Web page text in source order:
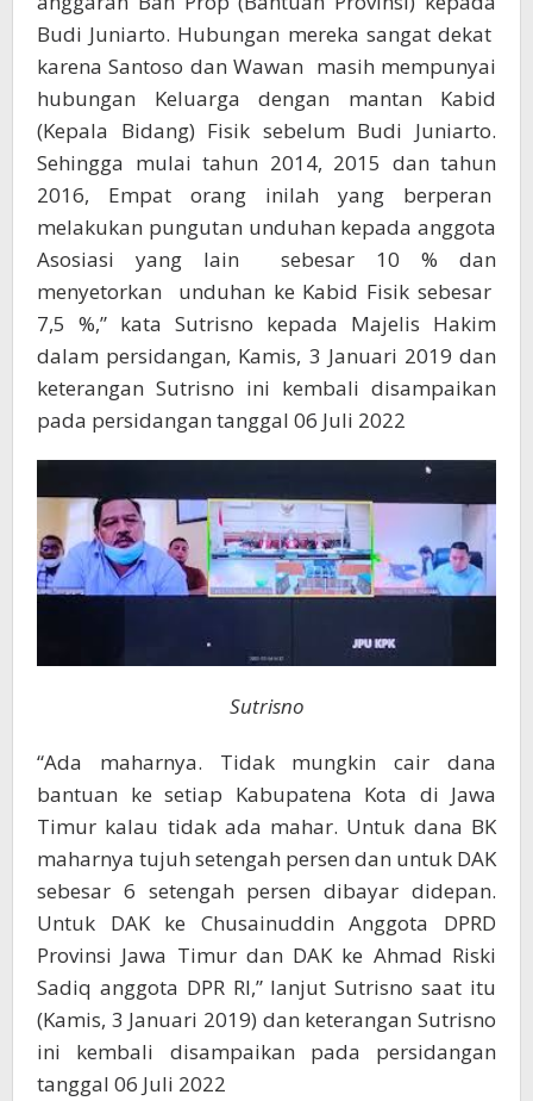
Budi Juniarto. Hubungan mereka sangat dekat
karena Santoso dan Wawan masih mempunyai
hubungan Keluarga dengan mantan Kabid
(Kepala Bidang) Fisik sebelum Budi Juniarto.
Sehingga mulai tahun 2014, 2015 dan tahun
2016, Empat orang inilah yang berperan
melakukan pungutan unduhan kepada anggota
Asosiasi yang lain sebesar 10 % dan
menyetorkan unduhan ke Kabid Fisik sebesar
7,5 %,” kata Sutrisno kepada Majelis Hakim
dalam persidangan, Kamis, 3 Januari 2019 dan
keterangan Sutrisno ini kembali disampaikan
pada persidangan tanggal 06 Juli 2022
Sutrisno
“Ada maharnya. Tidak mungkin cair dana
bantuan ke setiap Kabupatena Kota di Jawa
Timur kalau tidak ada mahar. Untuk dana BK
maharnya tujuh setengah persen dan untuk DAK
sebesar 6 setengah persen dibayar didepan.
Untuk DAK ke Chusainuddin Anggota DPRD
Provinsi Jawa Timur dan DAK ke Ahmad Riski
Sadiq anggota DPR RI,” lanjut Sutrisno saat itu
(Kamis, 3 Januari 2019) dan keterangan Sutrisno
ini kembali disampaikan pada persidangan
tanggal 06 Juli 2022